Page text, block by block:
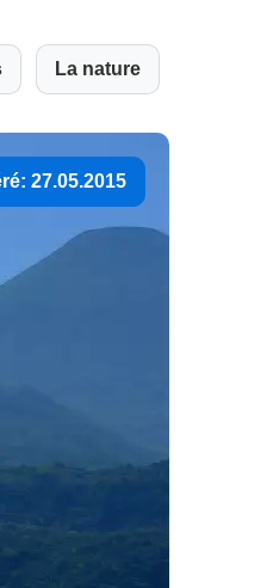
La nature
27.05.2015